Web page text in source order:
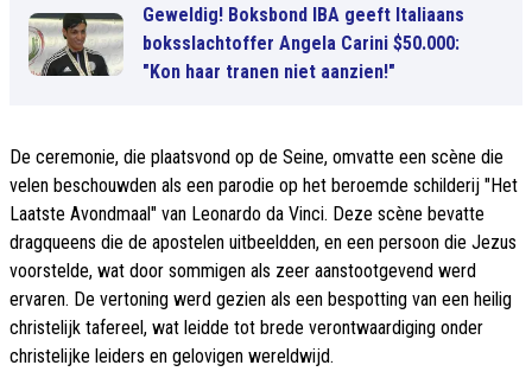
Geweldig! Boksbond IBA geeft Italiaans
boksslachtoffer Angela Carini $50.000:
"Kon haar tranen niet aanzien!"
De ceremonie, die plaatsvond op de Seine, omvatte een scène die
velen beschouwden als een parodie op het beroemde schilderij "Het
Laatste Avondmaal" van Leonardo da Vinci. Deze scène bevatte
dragqueens die de apostelen uitbeeldden, en een persoon die Jezus
voorstelde, wat door sommigen als zeer aanstootgevend werd
ervaren. De vertoning werd gezien als een bespotting van een heilig
christelijk tafereel, wat leidde tot brede verontwaardiging onder
christelijke leiders en gelovigen wereldwijd.